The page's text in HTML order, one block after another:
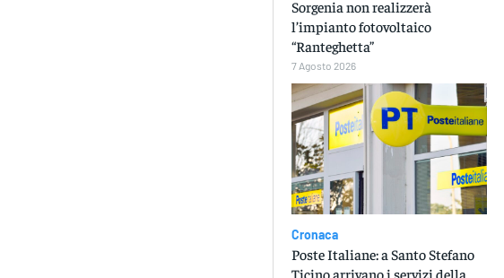
Sorgenia non realizzerà
l’impianto fotovoltaico
“Ranteghetta”
7 Agosto 2026
Cronaca
Poste Italiane: a Santo Stefano
Ticino arrivano i servizi della